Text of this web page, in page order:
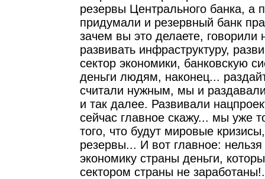
резервы Центрального банка, а
придумали и резервный банк
зачем вы это делаете, говорили
развивать инфраструктуру,
сектор экономики, банковскую
деньги людям, наконец...
считали нужным, мы и
и так далее. Развивали
сейчас главное скажу... мы уже
того, что будут мировые
резервы... И вот главное:
экономику страны деньги,
сектором страны не